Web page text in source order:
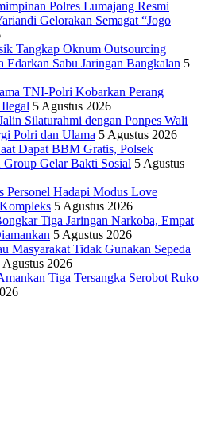
Polres Lumajang Resmi
Gelorakan Semagat “Jogo
Tangkap Oknum Outsourcing
Sabu Jaringan Bangkalan 5
TNI-Polri Kobarkan Perang
5 Agustus 2026
Silaturahmi dengan Ponpes Wali
Polri dan Ulama 5 Agustus 2026
Dapat BBM Gratis, Polsek
Gelar Bakti Sosial 5 Agustus
Personel Hadapi Modus Love
5 Agustus 2026
Tiga Jaringan Narkoba, Empat
5 Agustus 2026
Masyarakat Tidak Gunakan Sepeda
Agustus 2026
Tiga Tersangka Serobot Ruko